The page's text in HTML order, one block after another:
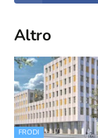
Altro
FRODI